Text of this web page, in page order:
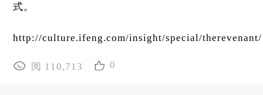
式。
http://culture.ifeng.com/insight/special/therevenant/
阅 110,713 0